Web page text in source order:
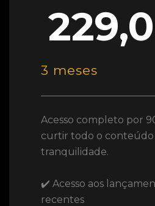
3 meses
Acesso completo por
curtir todo o conteúdo
tranquilidade.
✔️ Acesso aos
recentes